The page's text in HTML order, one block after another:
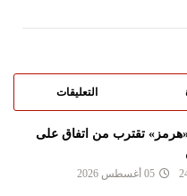
التعليقات
تقترب من اتفاق على
05 أغسطس 2026